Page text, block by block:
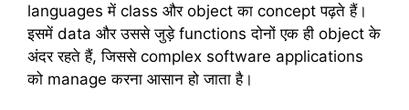
languages में class और object का concept पढ़ते हैं।
इसमें data और उससे जुड़े functions दोनों एक ही object के
अंदर रहते हैं, जिससे complex software applications
को manage करना आसान हो जाता है।